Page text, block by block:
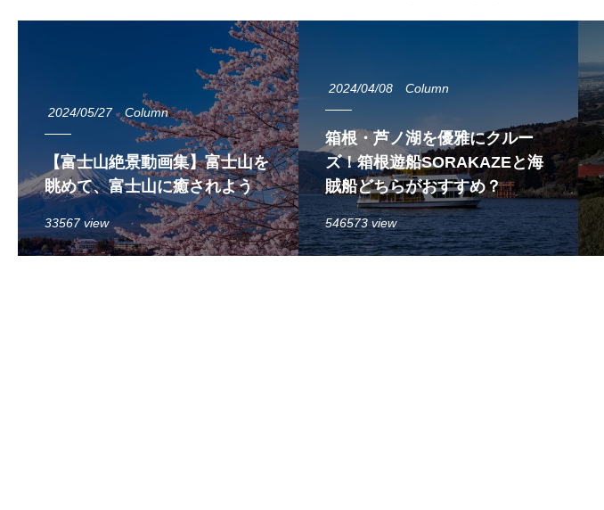
2024/05/27 Column
【富士山絶景動画集】富士山を
眺めて、富士山に癒されよう
33567 view
2024/04/08 Column
箱根・芦ノ湖を優雅にクルー
ズ！箱根遊船SORAKAZEと海
賊船どちらがおすすめ？
546573 view